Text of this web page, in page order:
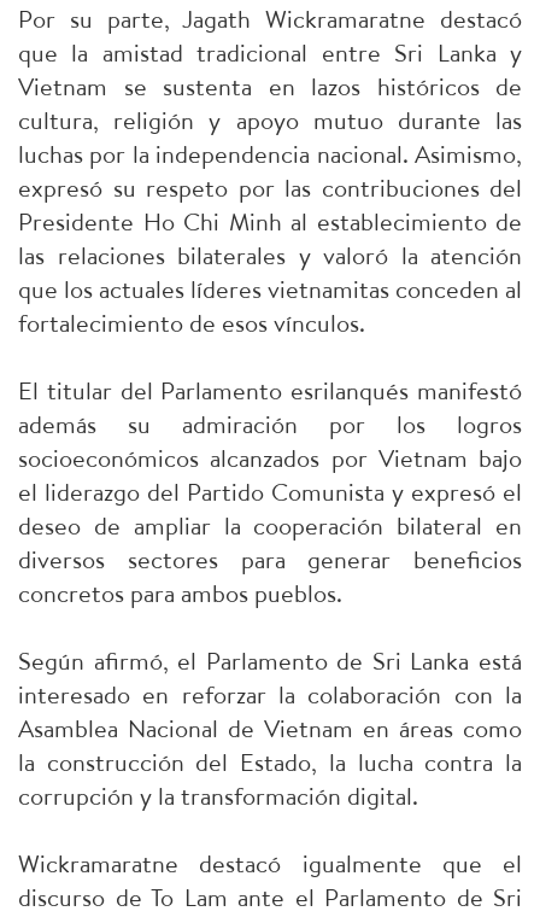
Por su parte, Jagath Wickramaratne destacó
que la amistad tradicional entre Sri Lanka y
Vietnam se sustenta en lazos históricos de
cultura, religión y apoyo mutuo durante las
luchas por la independencia nacional. Asimismo,
expresó su respeto por las contribuciones del
Presidente Ho Chi Minh al establecimiento de
las relaciones bilaterales y valoró la atención
que los actuales líderes vietnamitas conceden al
fortalecimiento de esos vínculos.
El titular del Parlamento esrilanqués manifestó
además su admiración por los logros
socioeconómicos alcanzados por Vietnam bajo
el liderazgo del Partido Comunista y expresó el
deseo de ampliar la cooperación bilateral en
diversos sectores para generar beneficios
concretos para ambos pueblos.
Según afirmó, el Parlamento de Sri Lanka está
interesado en reforzar la colaboración con la
Asamblea Nacional de Vietnam en áreas como
la construcción del Estado, la lucha contra la
corrupción y la transformación digital.
Wickramaratne destacó igualmente que el
discurso de To Lam ante el Parlamento de Sri